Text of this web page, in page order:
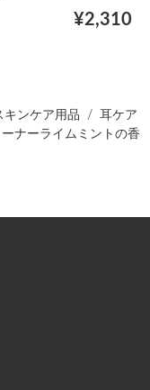
¥2,310
キンケア用品
耳ケア
ーナーライムミントの香